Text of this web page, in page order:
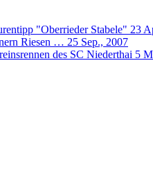
"Oberrieder Stabele" 23
Riesen … 25 Sep., 2007
des SC Niederthai 5